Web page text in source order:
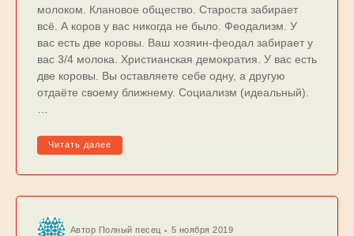
молоком. Клановое общество. Староста забирает
всё. А коров у вас никогда не было. Феодализм. У
ваc еcть две коpовы. Ваш хозяин-феодал забирает у
ваc 3/4 молока. Христианская демократия. У вас есть
две коровы. Вы оставляете себе одну, а другую
отдаёте своему ближнему. Социализм (идеальный).
…
Читать далее
Автор Полный песец 5 ноября 2019